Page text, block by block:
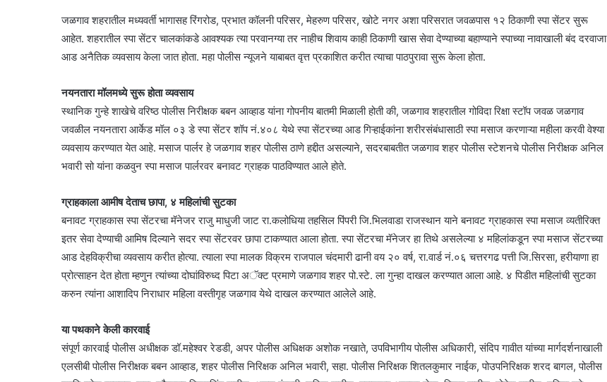
जळगाव शहरातील मध्यवर्ती भागासह रिंगरोड, प्रभात कॉलनी परिसर, मेहरुण परिसर, खोटे नगर अशा परिसरात जवळपास १२ ठिकाणी स्पा सेंटर सुरू
आहेत. शहरातील स्पा सेंटर चालकांकडे आवश्यक त्या परवानग्या तर नाहीच शिवाय काही ठिकाणी खास सेवा देण्याच्या बहाण्याने स्पाच्या नावाखाली बंद दरवाजा
आड अनैतिक व्यवसाय केला जात होता. महा पोलीस न्यूजने याबाबत वृत्त प्रकाशित करीत त्याचा पाठपुरावा सुरू केला होता.
नयनतारा मॉलमध्ये सुरू होता व्यवसाय
स्थानिक गुन्हे शाखेचे वरिष्ठ पोलीस निरीक्षक बबन आव्हाड यांना गोपनीय बातमी मिळाली होती की, जळगाव शहरातील गोविदा रिक्षा स्टॉप जवळ जळगाव
जवळील नयनतारा आर्केड मॉल ०३ डे स्पा सेंटर शॉप नं.४०८ येथे स्पा सेंटरच्या आड गिऱ्हाईकांना शरीरसंबंधासाठी स्पा मसाज करणाऱ्या महीला करवी वेश्या
व्यवसाय करण्यात येत आहे. मसाज पार्लर हे जळगाव शहर पोलीस ठाणे हद्दीत असल्याने, सदरबाबतीत जळगाव शहर पोलीस स्टेशनचे पोलीस निरीक्षक अनिल
भवारी सो यांना कळवुन स्पा मसाज पार्लरवर बनावट ग्राहक पाठविण्यात आले होते.
ग्राहकाला आमीष देताच छापा, ४ महिलांची सुटका
बनावट ग्राहकास स्पा सेंटरचा मॅनेजर राजु माधुजी जाट रा.कलोधिया तहसिल पिंपरी जि.भिलवाडा राजस्थान याने बनावट ग्राहकास स्पा मसाज व्यतीरिक्त
इतर सेवा देण्याची आमिष दिल्याने सदर स्पा सेंटरवर छापा टाकण्यात आला होता. स्पा सेंटरचा मॅनेजर हा तिथे असलेल्या ४ महिलांकडून स्पा मसाज सेंटरच्या
आड देहविक्रीचा व्यवसाय करीत होत्या. त्याला स्पा मालक विक्रम राजपाल चंदमारी ढानी वय २० वर्ष, रा.वार्ड नं.०६ चत्तरगढ पत्ती जि.सिरसा, हरीयाणा हा
प्रोत्साहन देत होता म्हणुन त्यांच्या दोघांविरुध्द पिटा अॅक्ट प्रमाणे जळगाव शहर पो.स्टे. ला गुन्हा दाखल करण्यात आला आहे. ४ पिडीत महिलांची सुटका
करुन त्यांना आशादिप निराधार महिला वस्तीगृह जळगाव येथे दाखल करण्यात आलेले आहे.
या पथकाने केली कारवाई
संपूर्ण कारवाई पोलीस अधीक्षक डॉ.महेश्वर रेडडी, अपर पोलीस अधिक्षक अशोक नखाते, उपविभागीय पोलीस अधिकारी, संदिप गावीत यांच्या मार्गदर्शनाखाली
एलसीबी पोलीस निरीक्षक बबन आव्हाड, शहर पोलीस निरिक्षक अनिल भवारी, सहा. पोलीस निरिक्षक शितलकुमार नाईक, पोउपनिरिक्षक शरद बागल, पोलीस